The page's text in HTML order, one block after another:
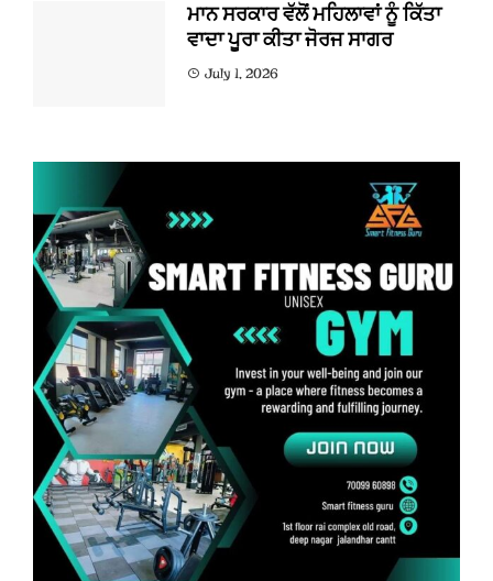
ਮਾਨ ਸਰਕਾਰ ਵੱਲੋਂ ਮਹਿਲਾਵਾਂ ਨੂੰ ਕਿੱਤਾ
ਵਾਦਾ ਪੂਰਾ ਕੀਤਾ ਜੋਰਜ ਸਾਗਰ
July 1, 2026